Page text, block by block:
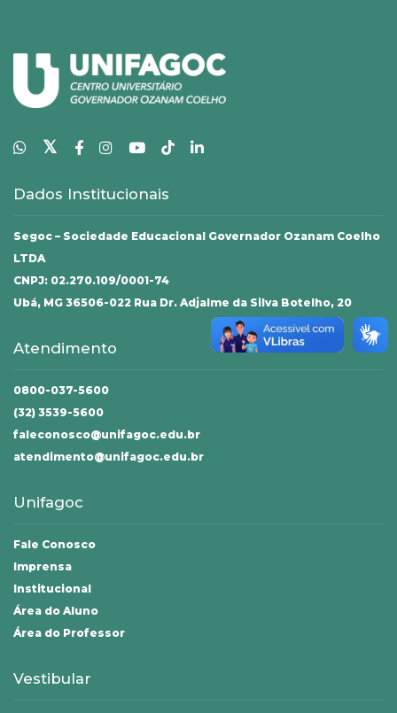
𝕏
Dados Institucionais
Segoc – Sociedade Educacional Governador Ozanam Coelho
LTDA
CNPJ: 02.270.109/0001-74
Ubá, MG 36506-022 Rua Dr. Adjalme da Silva Botelho, 20
Atendimento
0800-037-5600
(32) 3539-5600
faleconosco@unifagoc.edu.br
atendimento@unifagoc.edu.br
Unifagoc
Fale Conosco
Imprensa
Institucional
Área do Aluno
Área do Professor
Vestibular